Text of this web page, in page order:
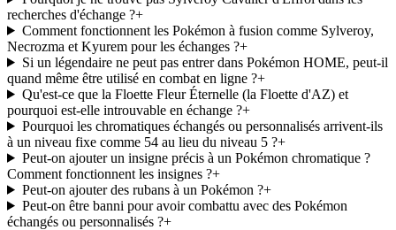
recherches d'échange ?+
Comment fonctionnent les Pokémon à fusion comme Sylveroy,
Necrozma et Kyurem pour les échanges ?+
Si un légendaire ne peut pas entrer dans Pokémon HOME, peut-il
quand même être utilisé en combat en ligne ?+
Qu'est-ce que la Floette Fleur Éternelle (la Floette d'AZ) et
pourquoi est-elle introuvable en échange ?+
Pourquoi les chromatiques échangés ou personnalisés arrivent-ils
à un niveau fixe comme 54 au lieu du niveau 5 ?+
Peut-on ajouter un insigne précis à un Pokémon chromatique ?
Comment fonctionnent les insignes ?+
Peut-on ajouter des rubans à un Pokémon ?+
Peut-on être banni pour avoir combattu avec des Pokémon
échangés ou personnalisés ?+